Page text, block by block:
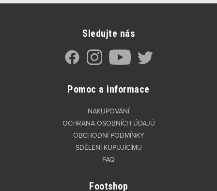
Sledujte nás
Pomoc a informace
NAKUPOVÁNÍ
OCHRANA OSOBNÍCH ÚDAJŮ
OBCHODNÍ PODMÍNKY
SDĚLENÍ KUPUJÍCÍMU
FAQ
Footshop